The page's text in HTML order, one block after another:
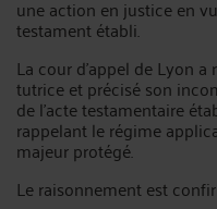
une action en justice en
testament établi.
La cour d'appel de Lyon
tutrice et précisé son
de l'acte testamentaire
rappelant le régime
majeur protégé.
Le raisonnement est